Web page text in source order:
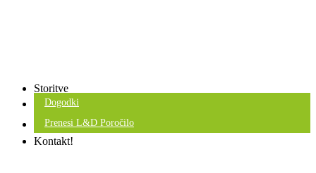
Storitve
Dogodki
Prenesi L&D Poročilo
Kontakt!